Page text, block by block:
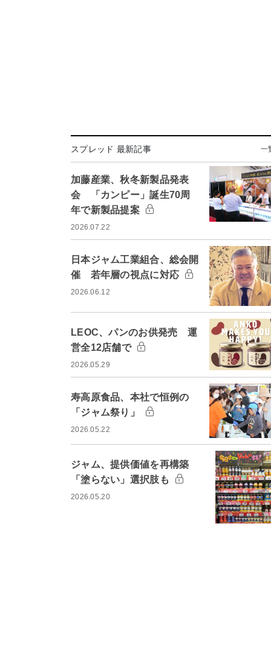
スプレッド 最新記事 一
加藤産業、秋冬新製品発表
会 「カンピー」誕生70周
年で新製品提案
2026.07.22
日本ジャム工業組合、総会開
催 若年層の視点に対応
2026.06.12
LEOC、パンのお供発売 運
営全12店舗で
2026.05.29
寿高原食品、本社で恒例の
「ジャム祭り」
2026.05.22
ジャム、提供価値を再構築
「塗らない」選択肢も
2026.05.20